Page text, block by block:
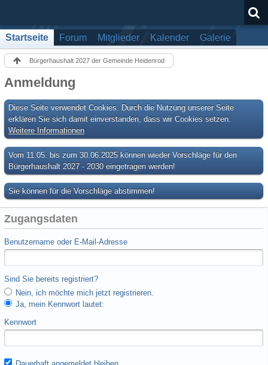
Startseite Forum Mitglieder Kalender Galerie
Bürgerhaushalt 2027 der Gemeinde Heidenrod
Anmeldung
Diese Seite verwendet Cookies. Durch die Nutzung unserer Seite
erklären Sie sich damit einverstanden, dass wir Cookies setzen.
Weitere Informationen
Vom 11.05. bis zum 30.06.2025 können wieder Vorschläge für den
Bürgerhaushalt 2027 - 2030 eingetragen werden!
Sie können für die Vorschläge abstimmen!
Zugangsdaten
Benutzername oder E-Mail-Adresse
Sind Sie bereits registriert?
Nein, ich möchte mich jetzt registrieren.
Ja, mein Kennwort lautet:
Kennwort